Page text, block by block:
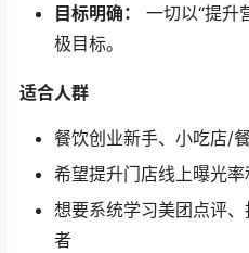
目标明确：​
一切以“提
极目标。
适合人群
餐饮创业新手、小吃店/
希望提升门店线上曝光
想要系统学习美团点评
者